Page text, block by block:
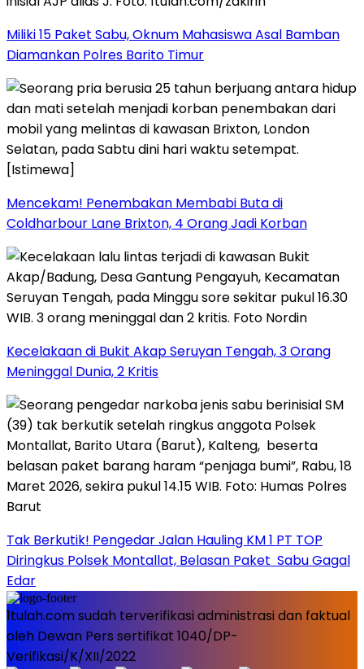
Miliki 15 Paket Sabu, Oknum Mahasiswa Asal Bamban
Diamankan Polres Barito Timur
Mencekam! Penembakan Membabi Buta di
Coldharbour Lane Brixton, 4 Orang Jadi Korban
Kecelakaan di Bukit Akap Seruyan Tengah, 3 Orang
Meninggal Dunia, 2 Kritis
Tak Berkutik! Pengedar Jalan Hauling KM 1 PT TOP
Diringkus Polsek Montallat, Belasan Paket Sabu Gagal
Edar
1tulah.com sudah terverifikasi administrasi dan faktual
oleh Dewan Pers sertifikat 1040/DP-
Verifikasi/K/XII/2022